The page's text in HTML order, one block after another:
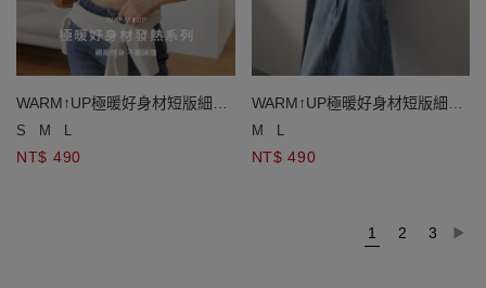
WARM↑UP極暖好身材短版細肩
帶發熱BRA TOP
S M L
NT$ 490
WARM↑UP極暖好身材短版細肩
帶發熱BRA TOP
M L
NT$ 490
1 2 3